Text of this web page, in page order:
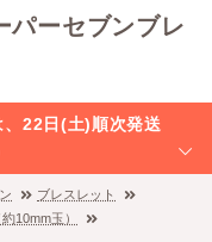
パーセブンブレ
22日(土)順次発送
ブレスレット
10mm玉）